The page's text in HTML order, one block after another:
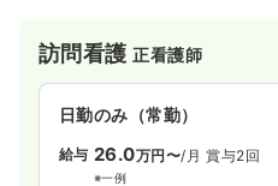
訪問看護正看護師
日勤のみ（常勤）
給与 26.0万円〜/月 賞与2回
※一例